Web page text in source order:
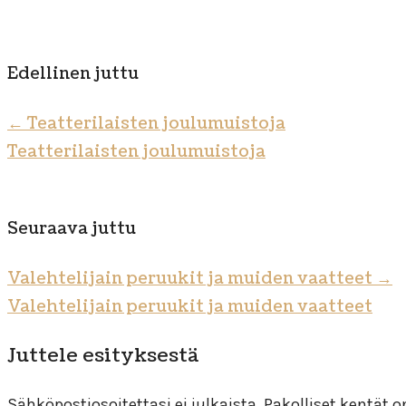
Edellinen juttu
← Teatterilaisten joulumuistoja
Teatterilaisten joulumuistoja
Seuraava juttu
Valehtelijain peruukit ja muiden vaatteet →
Valehtelijain peruukit ja muiden vaatteet
Juttele esityksestä